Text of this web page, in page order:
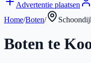
Advertentie plaatsen
Home/Boten/
Boten te